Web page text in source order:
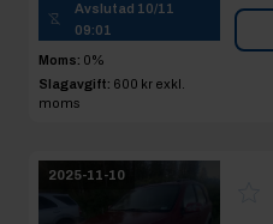
Avslutad 10/11
09:01
Moms: 0%
Slagavgift: 600 kr exkl.
moms
2025-11-10